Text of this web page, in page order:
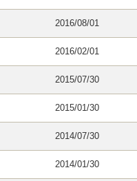
2016/08/01
2016/02/01
2015/07/30
2015/01/30
2014/07/30
2014/01/30